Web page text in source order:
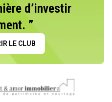
d’investir
”
LE CLUB